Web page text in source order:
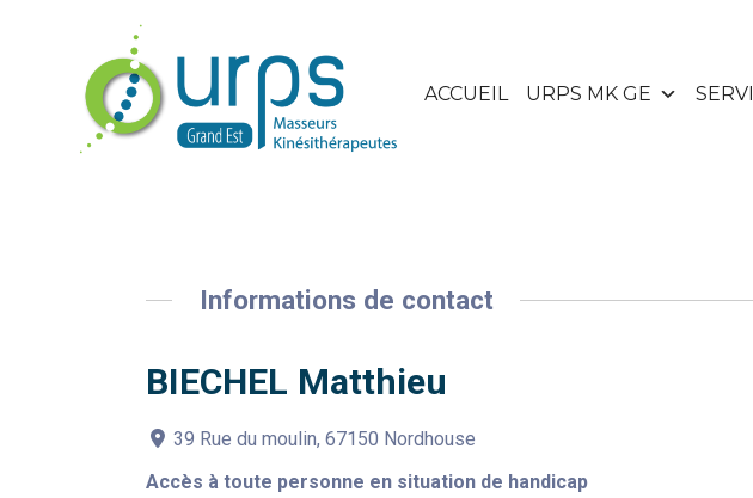
ACCUEIL URPS MK GE
Informations de contact
BIECHEL Matthieu
39 Rue du moulin, 67150 Nordhouse
Accès à toute personne en situation de handicap